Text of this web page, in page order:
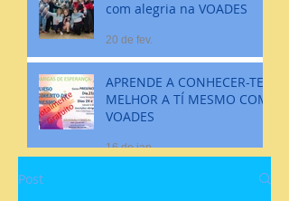
com alegria na VOADES
20 de fev.
APRENDE A CONHECER-TE
MELHOR A TÍ MESMO COM
VOADES
16 de jan.
Post